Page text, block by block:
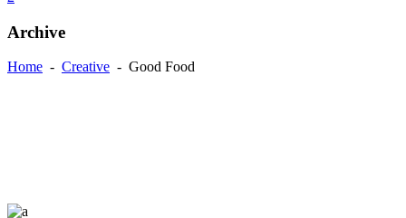
Archive
Home - Creative - Good Food